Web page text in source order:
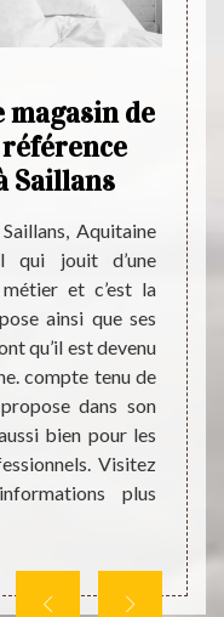
de
Saillans
Aquitaine
qui jouit d’une
et c’est la
ainsi que ses
qu’il est devenu
compte tenu de
dans son
bien pour les
Visitez
plus
ci
en